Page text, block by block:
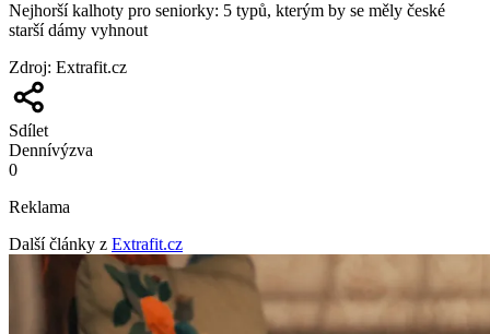
Nejhorší kalhoty pro seniorky: 5 typů, kterým by se měly české
starší dámy vyhnout
Zdroj: Extrafit.cz
Sdílet
Dennívýzva
0
Reklama
Další články z Extrafit.cz